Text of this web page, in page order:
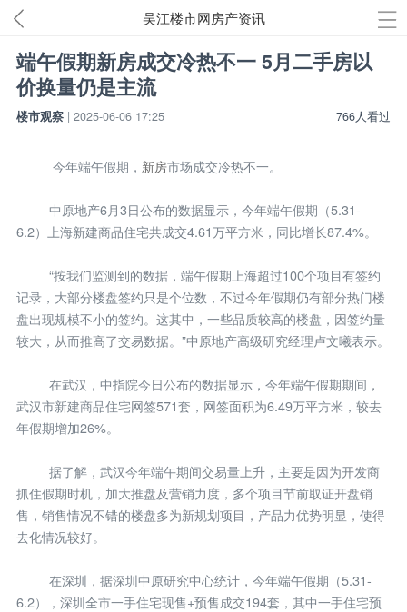
吴江楼市网房产资讯
端午假期新房成交冷热不一 5月二手房以
价换量仍是主流
766人看过
楼市观察 | 2025-06-06 17:25
今年端午假期， 新房市场成交冷热不一。
中原地产6月3日公布的数据显示，今年端午假期（5.31-
6.2）上海新建商品住宅共成交4.61万平方米，同比增长87.4%。
“按我们监测到的数据，端午假期上海超过100个项目有签约
记录，大部分楼盘签约只是个位数，不过今年假期仍有部分热门楼
盘出现规模不小的签约。这其中，一些品质较高的楼盘，因签约量
较大，从而推高了交易数据。”中原地产高级研究经理卢文曦表示。
在武汉，中指院今日公布的数据显示，今年端午假期期间，
武汉市新建商品住宅网签571套，网签面积为6.49万平方米，较去
年假期增加26%。
据了解，武汉今年端午期间交易量上升，主要是因为开发商
抓住假期时机，加大推盘及营销力度，多个项目节前取证开盘销
售，销售情况不错的楼盘多为新规划项目，产品力优势明显，使得
去化情况较好。
在深圳，据深圳中原研究中心统计，今年端午假期（5.31-
6.2），深圳全市一手住宅现售+预售成交194套，其中一手住宅预